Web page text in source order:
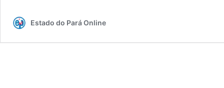
Estado do Pará Online